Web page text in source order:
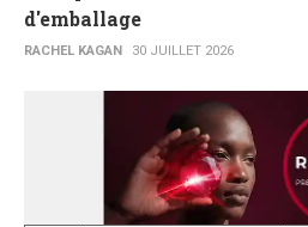
d'emballage
RACHEL KAGAN 30 JUILLET 2026